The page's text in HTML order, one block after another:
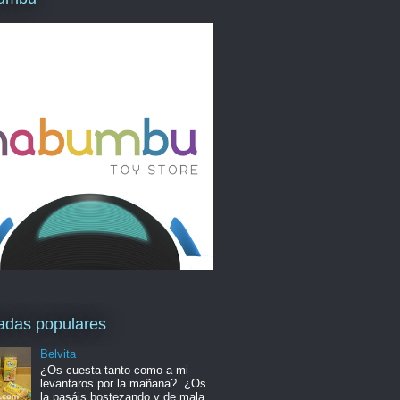
populares
Belvita
¿Os cuesta tanto como a mi
levantaros por la mañana? ¿Os
la pasáis bostezando y de mala